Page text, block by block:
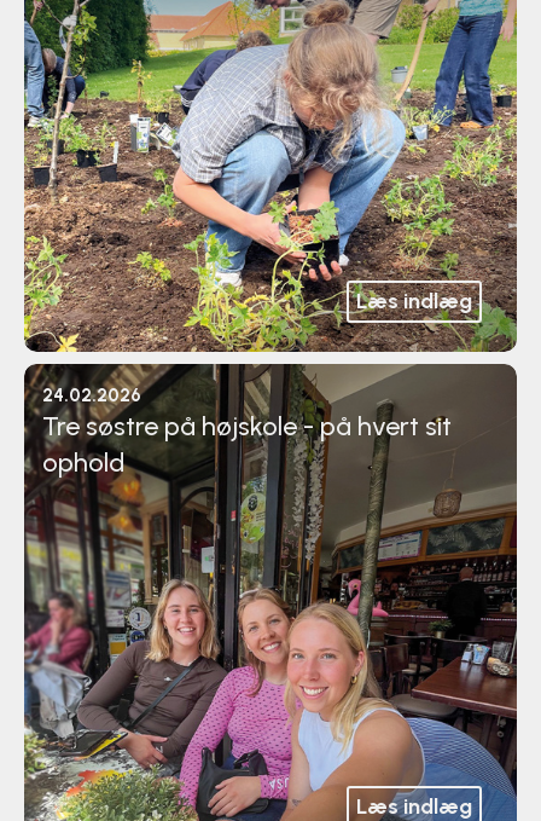
Læs indlæg
24.02.2026
Tre søstre på højskole - på hvert sit
ophold
Læs indlæg